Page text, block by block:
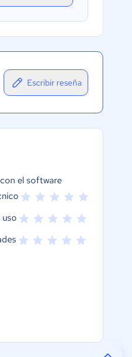
Escribir reseña
el software